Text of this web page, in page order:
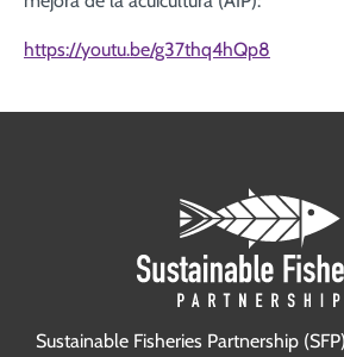
https://youtu.be/g37thq4hQp8
Sustainable Fisheries Partnership